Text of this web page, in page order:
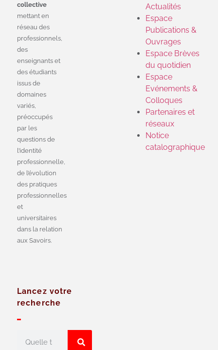
collective
mettant en
réseau des
professionnels,
des
enseignants et
des étudiants
issus de
domaines
variés,
préoccupés
par les
questions de
l’identité
professionnelle,
de l’évolution
des pratiques
professionnelles
et
universitaires
dans la relation
aux Savoirs.
Actualités
Espace
Publications &
Ouvrages
Espace Brèves
du quotidien
Espace
Evénements &
Colloques
Partenaires et
réseaux
Notice
catalographique
Lancez votre
recherche